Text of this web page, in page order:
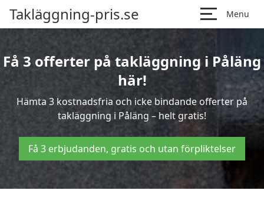
Takläggning-pris.se Menu
Få 3 offerter på takläggning i Påläng
här!
Hämta 3 kostnadsfria och icke bindande offerter på
takläggning i Påläng – helt gratis!
Få 3 erbjudanden, gratis och utan förpliktelser